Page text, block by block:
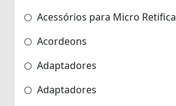
Acessórios para Micro Retifica
Acordeons
Adaptadores
Adaptadores